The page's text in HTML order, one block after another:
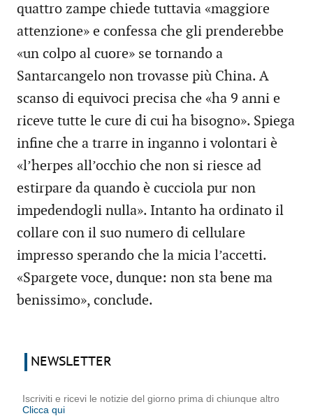
quattro zampe chiede tuttavia «maggiore
attenzione» e confessa che gli prenderebbe
«un colpo al cuore» se tornando a
Santarcangelo non trovasse più China. A
scanso di equivoci precisa che «ha 9 anni e
riceve tutte le cure di cui ha bisogno». Spiega
infine che a trarre in inganno i volontari è
«l’herpes all’occhio che non si riesce ad
estirpare da quando è cucciola pur non
impedendogli nulla». Intanto ha ordinato il
collare con il suo numero di cellulare
impresso sperando che la micia l’accetti.
«Spargete voce, dunque: non sta bene ma
benissimo», conclude.
NEWSLETTER
Iscriviti e ricevi le notizie del giorno prima di chiunque altro
Clicca qui